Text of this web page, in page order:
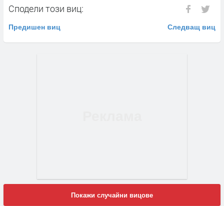
Сподели този виц:
Предишен виц Следващ виц
Покажи случайни вицове